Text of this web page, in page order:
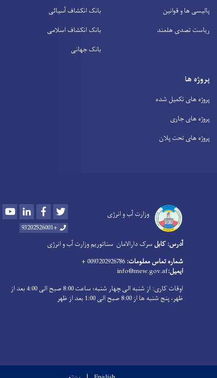
پالیسی ها و قوانین
ریاست تصدی هلمند
بانک انکشاف آسیائی
بانک انکشاف اسلامی
بانک جهانی
پروژه ها
پروژه های تکمیل شده
پروژه های جاری
پروژه های تحت پلان
وزارت آب و انرژی YoutubeLinkedInFacebook
+93202526001
آدرس: کابل سرک دارالامان سناتوریم وزارت آب و انرژی
شماره تماس معلومات:
ایمیل:info@mew.gov.af
اوقات کاری: از شنبه الی ‍چهار شنبه؛ ساعت 8:00 صبح الی 4:00 بعد از
ظهر، پنج شنبه ها از 8:00 صبح الی 1:00 بعد از ظهر